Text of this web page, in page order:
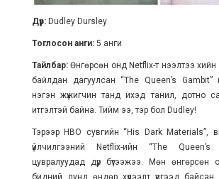
Дүр:Dudley Dursley
Тоглосон анги:5 анги
Тайлбар:Өнгөрсөн онд Netflix-т нээлтээ
байлдан дагуулсан “The Queen’s Gambit”
нэгэн жүжигчин танд ихэд танил, дотно
итгэлтэй байна. Тийм ээ, тэр бол Dudley!
Тэрээр HBO сувгийн “His Dark Materials”,
үйлчилгээний Netflix-ийн “The Queen’s
цувралуудад дүр бүтээжээ. Мөн өнгөрсөн
бидний дунд өндөр хүлээлт үүсгээд